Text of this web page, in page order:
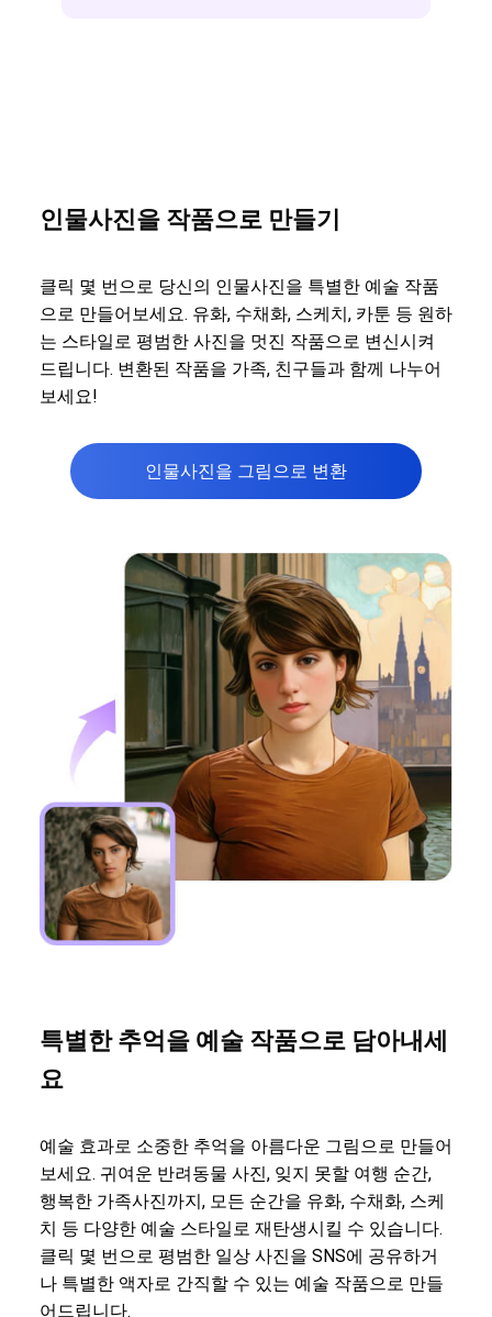
인물사진을 작품으로 만들기
클릭 몇 번으로 당신의 인물사진을 특별한 예술 작품
으로 만들어보세요. 유화, 수채화, 스케치, 카툰 등 원하
는 스타일로 평범한 사진을 멋진 작품으로 변신시켜
드립니다. 변환된 작품을 가족, 친구들과 함께 나누어
보세요!
인물사진을 그림으로 변환
특별한 추억을 예술 작품으로 담아내세
요
예술 효과로 소중한 추억을 아름다운 그림으로 만들어
보세요. 귀여운 반려동물 사진, 잊지 못할 여행 순간,
행복한 가족사진까지, 모든 순간을 유화, 수채화, 스케
치 등 다양한 예술 스타일로 재탄생시킬 수 있습니다.
클릭 몇 번으로 평범한 일상 사진을 SNS에 공유하거
나 특별한 액자로 간직할 수 있는 예술 작품으로 만들
어드립니다.